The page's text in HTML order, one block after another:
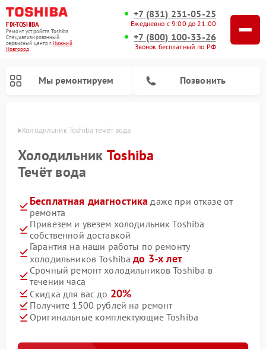
FIX-TOSHIBA
Ремонт устройств Toshiba
Специализированный
cервисный центр г.Нижний
Новгород
+7 (831) 231-05-25
Ежедневно с 9:00 до 21:00
+7 (800) 100-33-26
Звонок бесплатный по РФ
Мы ремонтируем Позвонить
Холодильник Toshiba течёт вода
Холодильник Toshiba
Течёт вода
Бесплатная диагностика даже при отказе от
ремонта
Привезем и увезем холодильник Toshiba
собственной доставкой
Гарантия на наши работы по ремонту
холодильников Toshibaдо 3-х лет
Срочный ремонт холодильников Toshiba в
течении часа
Скидка для вас до 20%
Получите 1500 рублей на ремонт
Оригинальные комплектующие Toshiba